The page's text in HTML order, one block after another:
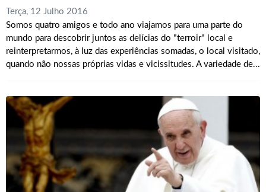
Terça, 12 Julho 2016
Somos quatro amigos e todo ano viajamos para uma parte do
mundo para descobrir juntos as delícias do "terroir" local e
reinterpretarmos, à luz das experiências somadas, o local visitado,
quando não nossas próprias vidas e vicissitudes. A variedade de...